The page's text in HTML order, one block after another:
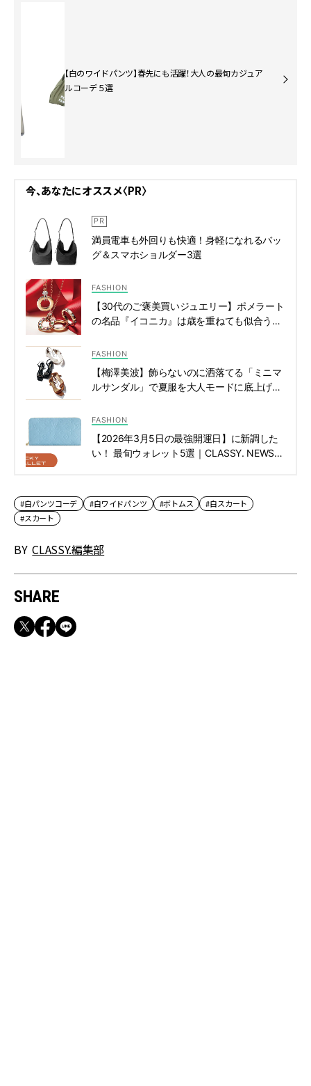
【白のワイドパンツ】春先にも活躍！大人の最旬カジュア
ルコーデ５選
今、あなたにオススメ〈PR〉
満員電車も外回りも快適！身軽になれるバッ
グ＆スマホショルダー3選
FASHION
【30代のご褒美買いジュエリー】ポメラート
の名品『イコニカ』は歳を重ねても似合う！
FASHION
【梅澤美波】飾らないのに洒落てる「ミニマ
ルサンダル」で夏服を大人モードに底上げ！
FASHION
【2026年3月5日の最強開運日】に新調した
い！ 最旬ウォレット5選｜CLASSY. NEWS
#白パンツコーデ #白ワイドパンツ #ボトムス
#白スカート
#スカート
BY CLASSY.編集部
SHARE